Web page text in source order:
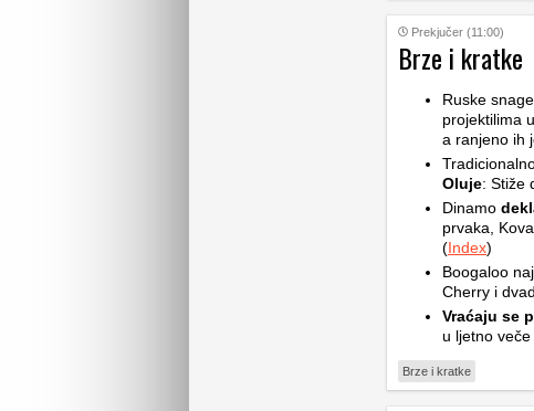
Prekjučer (11:00)
Brze i kratke
Ruske snage
projektilima
a ranjeno ih
Oluje: Stiže
Dinamo
prvaka,
(Index)
Boogaloo
Cherry i
Vraćaju se
u ljetno veče
Brze i kratke